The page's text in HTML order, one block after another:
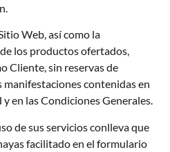
Web, así como la
los productos ofertados,
Cliente, sin reservas de
manifestaciones contenidas en
en las Condiciones Generales.
de sus servicios conlleva que
facilitado en el formulario